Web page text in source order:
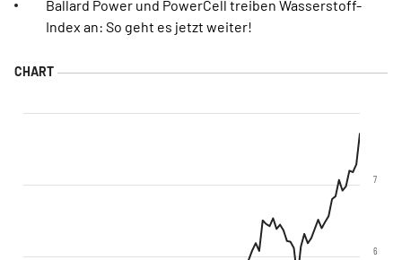
Ballard Power und PowerCell treiben Wasserstoff-
Index an: So geht es jetzt weiter!
6
7